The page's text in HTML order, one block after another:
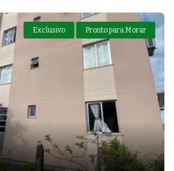
Exclusivo Pronto para Morar